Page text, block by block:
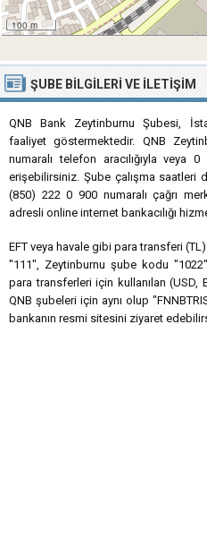
100 m
ŞUBE BILGILERI VE İLETIŞIM
QNB Bank Zeytinburnu Şubesi,
faaliyet göstermektedir. QNB
numaralı telefon aracılığıyla veya
erişebilirsiniz. Şube çalışma saatleri
(850) 222 0 900 numaralı çağrı
adresli online internet bankacılığı
EFT veya havale gibi para transferi
"111", Zeytinburnu şube kodu "1022"
para transferleri için kullanılan (USD,
QNB şubeleri için aynı olup
bankanın resmi sitesini ziyaret